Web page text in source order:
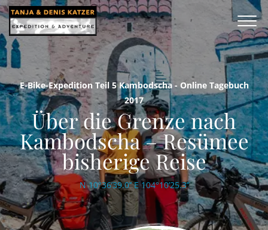
E-Bike-Expedition Teil 5 Kambodscha - Online Tagebuch
2017
Über die Grenze nach
Kambodscha – Resümee
bisherige Reise
N 10°36’39.0’’ E 104°10’25.3’’